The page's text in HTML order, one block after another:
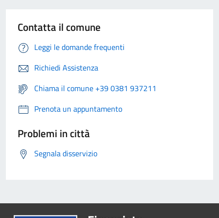
Contatta il comune
Leggi le domande frequenti
Richiedi Assistenza
Chiama il comune +39 0381 937211
Prenota un appuntamento
Problemi in città
Segnala disservizio